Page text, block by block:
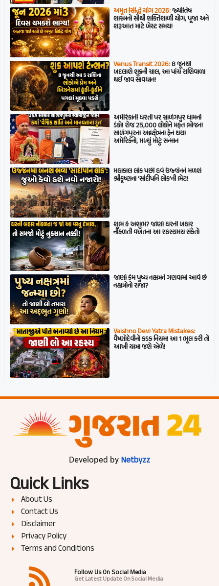
અમૃત સિદ્ધિ યોગ 2026:જ્યોતિષ
શાસ્ત્રનો સૌથી શક્તિશાળી યોગ, પૂજા અને
શરૂઆત માટે બેસ્ટ સમય!
Venus Transit 2026:8 જૂનથી
બદલાશે શુક્રની ચાલ, આ પાંચ રાશિવાળા
થઈ જાવ સાવધાન!
અમેરિકાની ધરતી પર સાળંગપુર ધામનો
ડંકો! રોજ 25,000 લોકોને મફત ભોજન!
સાળંગપુરના અન્નક્ષેત્રના ફેન થયા
અમેરિકનો, મળ્યું મોટું સન્માન
મહાકાલ લોક પછી હવે ઉજ્જૈનને મળશે
શ્રીકૃષ્ણના ‘સાંદીપનિ લોક’ની ભેટ!
શુભ કે અશુભ? જાણો ઘરની બહાર
નીકળતી વખતના આ રહસ્યમય સંકેતો
જાણો કેમ પુષ્ય નક્ષત્રને ગણવામાં આવે છે
નક્ષત્રોનો રાજા?
Vaishno Devi Yatra Mistakes:
વૈષ્ણોદેવીનો કડક નિયમ! આ 1 ભૂલ કરી તો
આખી યાત્રા જશે એળે!
Developed by Netbyzz
Quick Links
About Us
Contact Us
Disclaimer
Privacy Policy
Terms and Conditions
Follow Us On Social Media
Get Latest Update On Social Media